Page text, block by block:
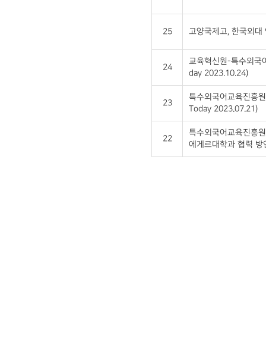
25 고양국제고, 한국외
24
교육혁신원-특수외국
day 2023.10.24)
23
특수외국어교육진흥
Today 2023.07.21)
22
특수외국어교육진흥
에게르대학과 협력